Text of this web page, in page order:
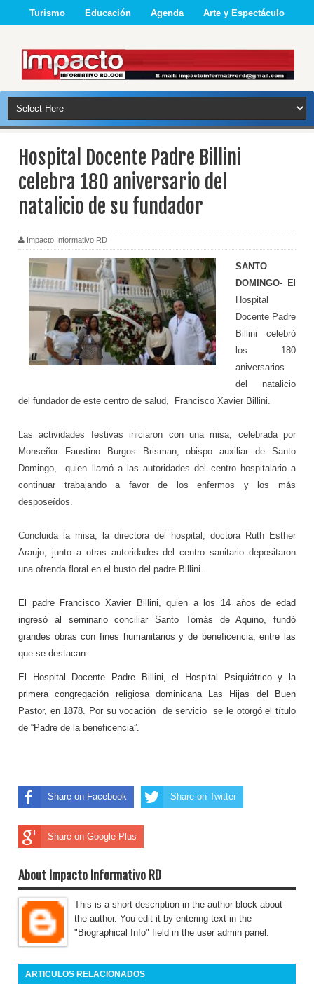
Turismo Educación Agenda Arte y Espectáculo
Hospital Docente Padre Billini
celebra 180 aniversario del
natalicio de su fundador
Impacto Informativo RD
SANTO
DOMINGO- El
Hospital
Docente Padre
Billini celebró
los 180
aniversarios
del natalicio
del fundador de este centro de salud, Francisco Xavier Billini.
Las actividades festivas iniciaron con una misa, celebrada por
Monseñor Faustino Burgos Brisman, obispo auxiliar de Santo
Domingo, quien llamó a las autoridades del centro hospitalario a
continuar trabajando a favor de los enfermos y los más
desposeídos.
Concluida la misa, la directora del hospital, doctora Ruth Esther
Araujo, junto a otras autoridades del centro sanitario depositaron
una ofrenda floral en el busto del padre Billini.
El padre Francisco Xavier Billini, quien a los 14 años de edad
ingresó al seminario conciliar Santo Tomás de Aquino, fundó
grandes obras con fines humanitarios y de beneficencia, entre las
que se destacan:
El Hospital Docente Padre Billini, el Hospital Psiquiátrico y la
primera congregación religiosa dominicana Las Hijas del Buen
Pastor, en 1878. Por su vocación de servicio se le otorgó el título
de “Padre de la beneficencia”.
Share on Facebook Share on Twitter
Share on Google Plus
About Impacto Informativo RD
This is a short description in the author block about
the author. You edit it by entering text in the
"Biographical Info" field in the user admin panel.
ARTICULOS RELACIONADOS